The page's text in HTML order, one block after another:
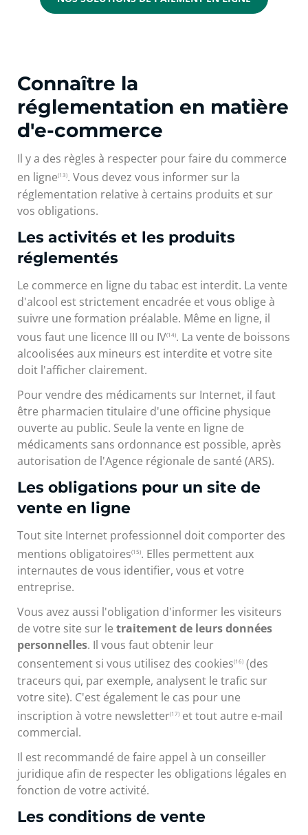
Connaître la
réglementation en matière
d'e-commerce
Il y a des règles à respecter pour faire du commerce
en ligne(13). Vous devez vous informer sur la
réglementation relative à certains produits et sur
vos obligations.
Les activités et les produits
réglementés
Le commerce en ligne du tabac est interdit. La vente
d'alcool est strictement encadrée et vous oblige à
suivre une formation préalable. Même en ligne, il
vous faut une licence III ou IV(14). La vente de boissons
alcoolisées aux mineurs est interdite et votre site
doit l'afficher clairement.
Pour vendre des médicaments sur Internet, il faut
être pharmacien titulaire d'une officine physique
ouverte au public. Seule la vente en ligne de
médicaments sans ordonnance est possible, après
autorisation de l'Agence régionale de santé (ARS).
Les obligations pour un site de
vente en ligne
Tout site Internet professionnel doit comporter des
mentions obligatoires(15). Elles permettent aux
internautes de vous identifier, vous et votre
entreprise.
Vous avez aussi l'obligation d'informer les visiteurs
de votre site sur le traitement de leurs données
personnelles. Il vous faut obtenir leur
consentement si vous utilisez des cookies(16) (des
traceurs qui, par exemple, analysent le trafic sur
votre site). C'est également le cas pour une
inscription à votre newsletter(17) et tout autre e-mail
commercial.
Il est recommandé de faire appel à un conseiller
juridique afin de respecter les obligations légales en
fonction de votre activité.
Les conditions de vente